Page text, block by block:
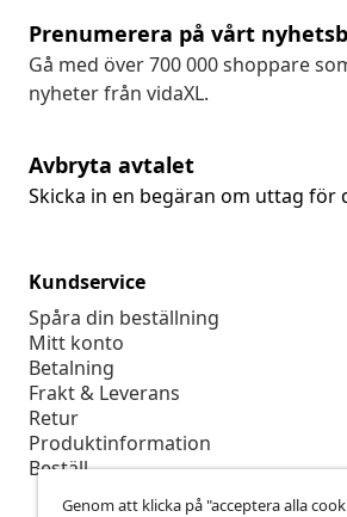
Prenumerera på vårt
Gå med över 700 000 shoppare
nyheter från vidaXL.
Avbryta avtalet
Skicka in en begäran om uttag för
Kundservice
Spåra din beställning
Mitt konto
Betalning
Frakt & Leverans
Retur
Produktinformation
Beställ
Genom att klicka på "acceptera alla